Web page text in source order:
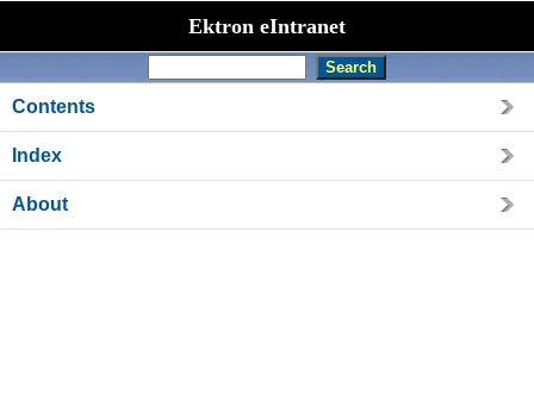
Ektron eIntranet
Contents
Index
About